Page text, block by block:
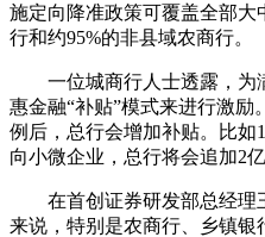
施定向降准政策可覆盖全部大
行和约95%的非县域农商行。
一位城商行人士透露，为
惠金融“补贴”模式来进行激励
例后，总行会增加补贴。比如
向小微企业，总行将会追加2
在首创证券研发部总经理
来说，特别是农商行、乡镇银